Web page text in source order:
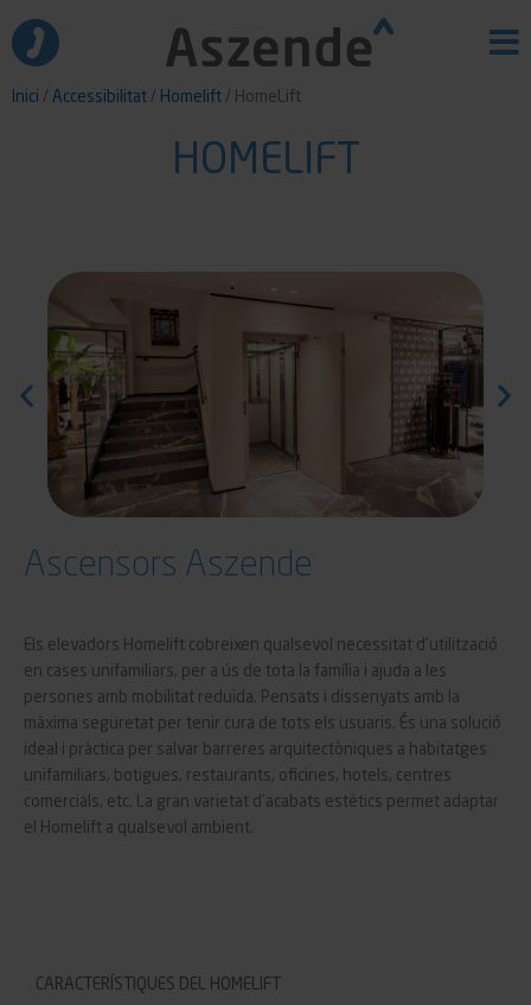
contingut
Inici / Accessibilitat / Homelift / HomeLift
HOMELIFT
Ascensors Aszende
Els elevadors Homelift cobreixen qualsevol necessitat d’utilització
en cases unifamiliars, per a ús de tota la família i ajuda a les
persones amb mobilitat reduïda. Pensats i dissenyats amb la
màxima seguretat per tenir cura de tots els usuaris. És una solució
ideal i pràctica per salvar barreres arquitectòniques a habitatges
unifamiliars, botigues, restaurants, oficines, hotels, centres
comercials, etc. La gran varietat d’acabats estètics permet adaptar
el Homelift a qualsevol ambient.
CARACTERÍSTIQUES DEL HOMELIFT